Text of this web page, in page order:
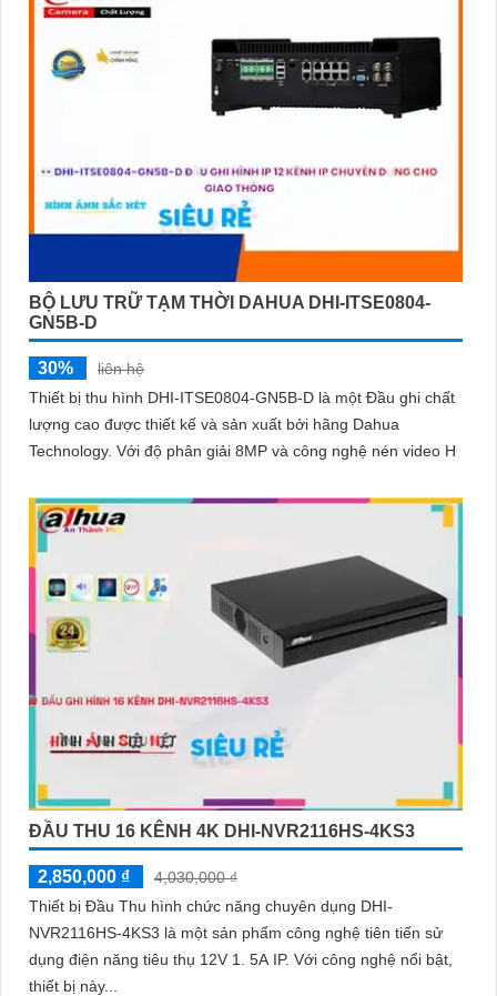
vượt trội của Camera Dahua chính hãng với mức giá vô cùng
hấp dẫn."
BỘ LƯU TRỮ TẠM THỜI DAHUA DHI-ITSE0804-
GN5B-D
30%
liên hệ
Thiết bị thu hình DHI-ITSE0804-GN5B-D là một Đầu ghi chất
lượng cao được thiết kế và sản xuất bởi hãng Dahua
Technology. Với độ phân giải 8MP và công nghệ nén video H
ĐẦU THU 16 KÊNH 4K DHI-NVR2116HS-4KS3
2,850,000 ₫
4,030,000 ₫
Thiết bị Đầu Thu hình chức năng chuyên dụng DHI-
NVR2116HS-4KS3 là một sản phẩm công nghệ tiên tiến sử
dụng điện năng tiêu thụ 12V 1. 5A IP. Với công nghệ nổi bật,
thiết bị này...